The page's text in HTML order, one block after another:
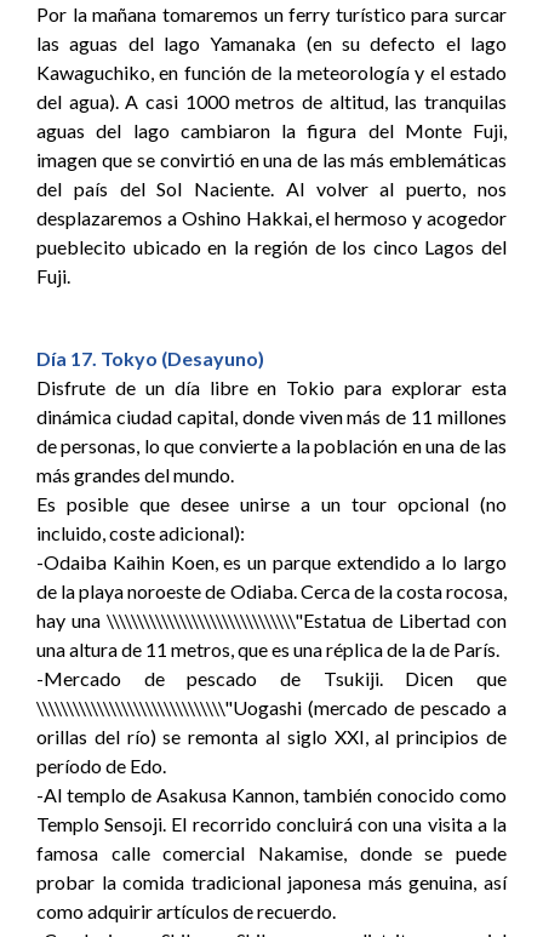
Por la mañana tomaremos un ferry turístico para surcar
las aguas del lago Yamanaka (en su defecto el lago
Kawaguchiko, en función de la meteorología y el estado
del agua). A casi 1000 metros de altitud, las tranquilas
aguas del lago cambiaron la figura del Monte Fuji,
imagen que se convirtió en una de las más emblemáticas
del país del Sol Naciente. Al volver al puerto, nos
desplazaremos a Oshino Hakkai, el hermoso y acogedor
pueblecito ubicado en la región de los cinco Lagos del
Fuji.
Día 17. Tokyo (Desayuno)
Disfrute de un día libre en Tokio para explorar esta
dinámica ciudad capital, donde viven más de 11 millones
de personas, lo que convierte a la población en una de las
más grandes del mundo.
Es posible que desee unirse a un tour opcional (no
incluido, coste adicional):
-Odaiba Kaihin Koen, es un parque extendido a lo largo
de la playa noroeste de Odiaba. Cerca de la costa rocosa,
hay una \\\\\\\\\\\\\\\\\\\\\\\\\\\\\\\"Estatua de Libertad con
una altura de 11 metros, que es una réplica de la de París.
-Mercado de pescado de Tsukiji. Dicen que
\\\\\\\\\\\\\\\\\\\\\\\\\\\\\\\"Uogashi (mercado de pescado a
orillas del río) se remonta al siglo XXI, al principios de
período de Edo.
-Al templo de Asakusa Kannon, también conocido como
Templo Sensoji. El recorrido concluirá con una visita a la
famosa calle comercial Nakamise, donde se puede
probar la comida tradicional japonesa más genuina, así
como adquirir artículos de recuerdo.